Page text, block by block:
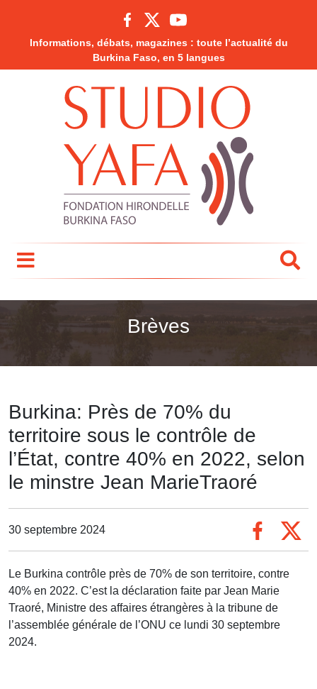
Informations, débats, magazines : toute l’actualité du
Burkina Faso, en 5 langues
Brèves
Burkina: Près de 70% du
territoire sous le contrôle de
l’État, contre 40% en 2022, selon
le minstre Jean MarieTraoré
30 septembre 2024
Le Burkina contrôle près de 70% de son territoire, contre
40% en 2022. C’est la déclaration faite par Jean Marie
Traoré, Ministre des affaires étrangères à la tribune de
l’assemblée générale de l’ONU ce lundi 30 septembre
2024.